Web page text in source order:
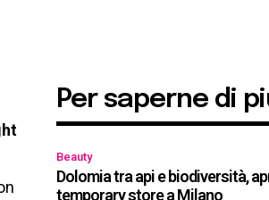
Per saperne di
Beauty
Dolomia tra api e biodiversità,
temporary store a Milano